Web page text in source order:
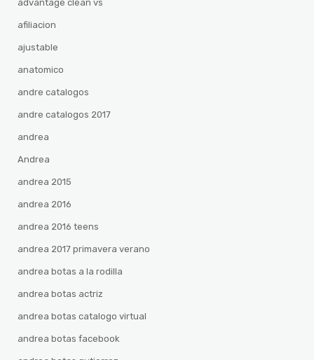
advantage clean vs
afiliacion
ajustable
anatomico
andre catalogos
andre catalogos 2017
andrea
Andrea
andrea 2015
andrea 2016
andrea 2016 teens
andrea 2017 primavera verano
andrea botas a la rodilla
andrea botas actriz
andrea botas catalogo virtual
andrea botas facebook